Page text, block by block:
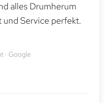
alles Drumherum
Service perfekt.
· Google